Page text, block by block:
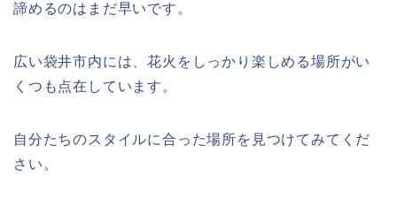
諦めるのはまだ早いです。
広い袋井市内には、花火をしっかり楽しめる場所がい
くつも点在しています。
自分たちのスタイルに合った場所を見つけてみてくだ
さい。